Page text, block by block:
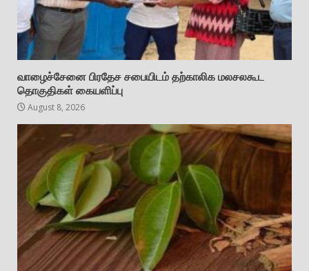
வாழைச்சேனை பிரதேச சபையிடம் தற்காலிக மலசலகூட
தொகுதிகள் கையளிப்பு
August 8, 2026